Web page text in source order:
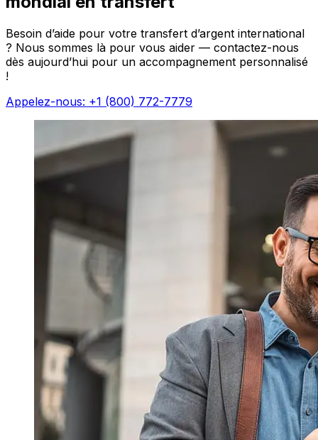
Besoin d’aide pour votre transfert d’argent international
? Nous sommes là pour vous aider — contactez-nous
dès aujourd’hui pour un accompagnement personnalisé
!
Appelez-nous: +1 (800) 772-7779